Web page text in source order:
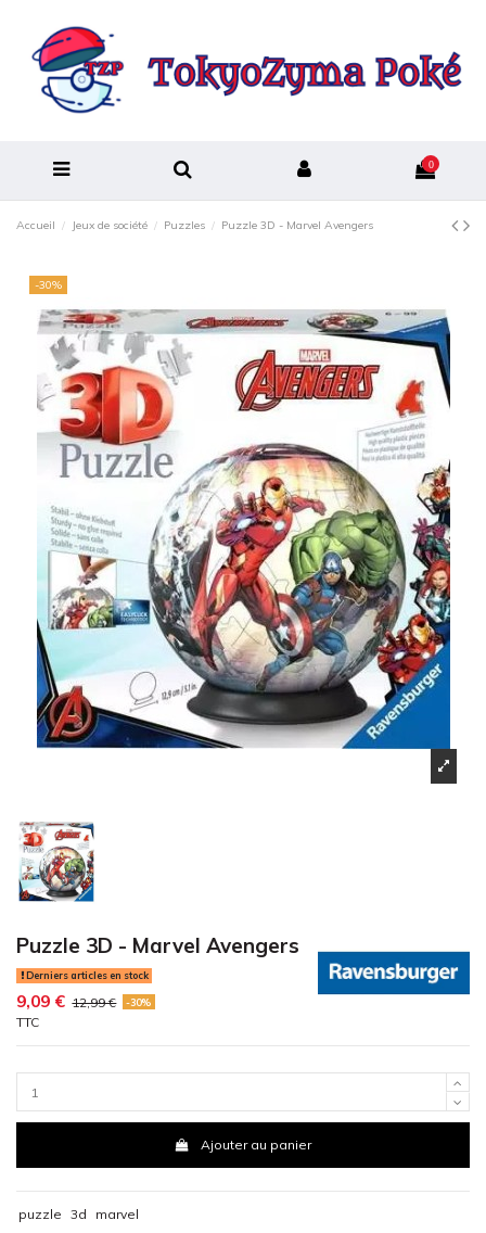
0
Accueil Jeux de société Puzzles Puzzle 3D - Marvel Avengers
-30%
Puzzle 3D - Marvel Avengers
Derniers articles en stock
9,09 € 12,99 € -30%
TTC
Ajouter au panier
puzzle 3d marvel